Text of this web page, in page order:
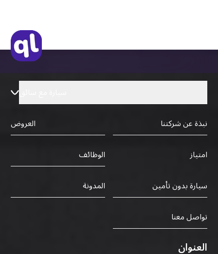
نبذة عن شركتنا
العروض
امتياز
الوظائف
سيارة بدون تأمين
المدونة
تواصل معنا
العنوان